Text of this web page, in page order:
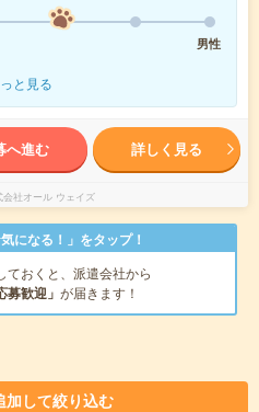
男性
と見る
へ進む 詳しく見る
会社オール ウェイズ
になる！」をタップ！
ておくと、派遣会社から
募歓迎」 が届きます！
加して絞り込む